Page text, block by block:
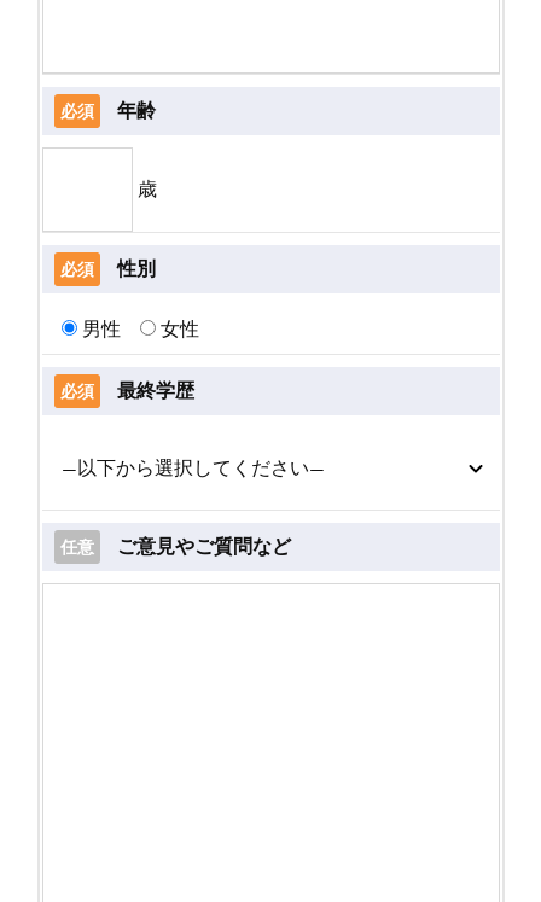
必須 年齢
歳
必須 性別
男性 女性
必須 最終学歴
任意 ご意見やご質問など